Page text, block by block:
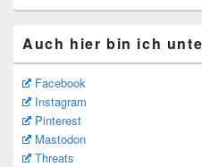
Auch hier bin ich
Facebook
Instagram
Pinterest
Mastodon
Threats